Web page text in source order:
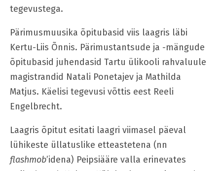
tegevustega.
Pärimusmuusika õpitubasid viis laagris läbi
Kertu-Liis Õnnis. Pärimustantsude ja -mängude
õpitubasid juhendasid Tartu ülikooli rahvaluule
magistrandid Natali Ponetajev ja Mathilda
Matjus. Käelisi tegevusi võttis eest Reeli
Engelbrecht.
Laagris õpitut esitati laagri viimasel päeval
lühikeste üllatuslike etteastetena (nn
flashmob’idena) Peipsiääre valla erinevates